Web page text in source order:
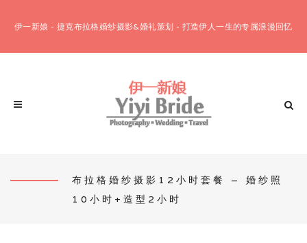
伊一新娘 - 捷克布拉格婚纱摄影&婚礼策划 - 打造伊人一生的专属浪漫回忆
客片欣赏 婚纱摄影套餐
布拉格婚纱摄影12小时套餐 – 婚纱照
10小时+造型2小时